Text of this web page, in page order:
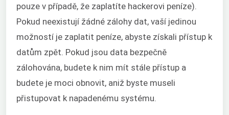
pouze v případě, že zaplatíte hackerovi peníze).
Pokud neexistují žádné zálohy dat, vaší jedinou
možností je zaplatit peníze, abyste získali přístup k
datům zpět. Pokud jsou data bezpečně
zálohována, budete k nim mít stále přístup a
budete je moci obnovit, aniž byste museli
přistupovat k napadenému systému.